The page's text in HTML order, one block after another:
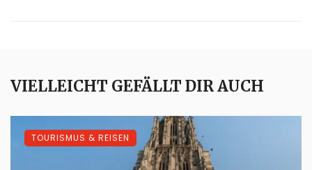
VIELLEICHT GEFÄLLT DIR AUCH
TOURISMUS & REISEN